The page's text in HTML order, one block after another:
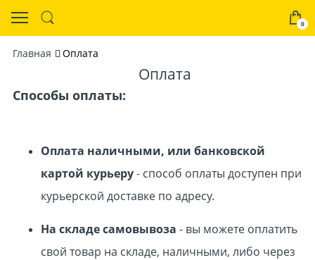
0
Главная Оплата
Оплата
Способы оплаты:
Оплата наличными, или банковской
картой курьеру - способ оплаты доступен при
курьерской доставке по адресу.
На складе самовывоза - вы можете оплатить
свой товар на складе, наличными, либо через